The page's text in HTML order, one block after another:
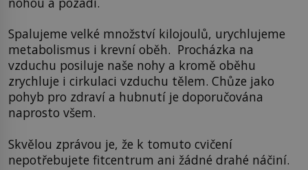
Spalujeme velké množství kilojoulů, urychlujeme
metabolismus i krevní oběh. Procházka na
vzduchu posiluje naše nohy a kromě oběhu
zrychluje i cirkulaci vzduchu tělem. Chůze jako
pohyb pro zdraví a hubnutí je doporučována
naprosto všem.
Skvělou zprávou je, že k tomuto cvičení
nepotřebujete fitcentrum ani žádné drahé náčiní.